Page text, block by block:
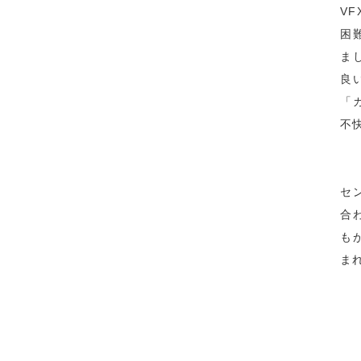
困
ま
良
「
不
セ
合
も
ま